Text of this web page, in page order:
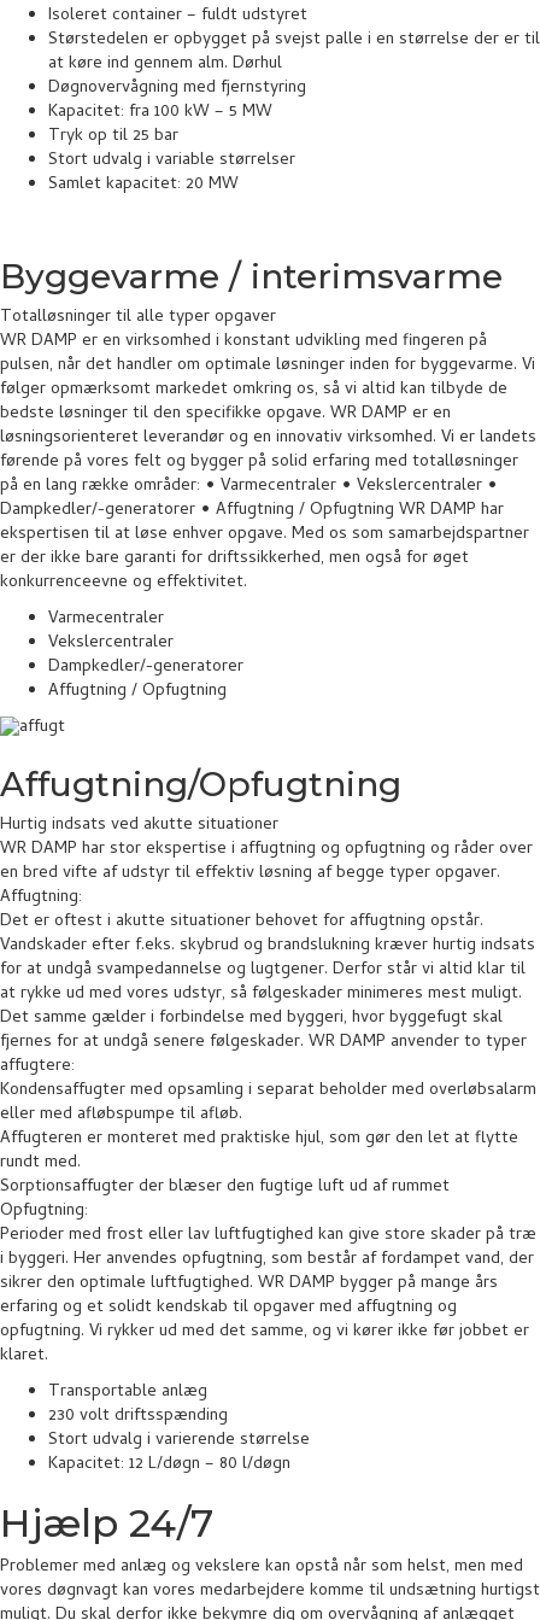
Isoleret container – fuldt udstyret
Størstedelen er opbygget på svejst palle i en størrelse der er til
at køre ind gennem alm. Dørhul
Døgnovervågning med fjernstyring
Kapacitet: fra 100 kW – 5 MW
Tryk op til 25 bar
Stort udvalg i variable størrelser
Samlet kapacitet: 20 MW
Byggevarme / interimsvarme
Totalløsninger til alle typer opgaver
WR DAMP er en virksomhed i konstant udvikling med fingeren på
pulsen, når det handler om optimale løsninger inden for byggevarme. Vi
følger opmærksomt markedet omkring os, så vi altid kan tilbyde de
bedste løsninger til den specifikke opgave. WR DAMP er en
løsningsorienteret leverandør og en innovativ virksomhed. Vi er landets
førende på vores felt og bygger på solid erfaring med totalløsninger
på en lang række områder: • Varmecentraler • Vekslercentraler •
Dampkedler/-generatorer • Affugtning / Opfugtning WR DAMP har
ekspertisen til at løse enhver opgave. Med os som samarbejdspartner
er der ikke bare garanti for driftssikkerhed, men også for øget
konkurrenceevne og effektivitet.
Varmecentraler
Vekslercentraler
Dampkedler/-generatorer
Affugtning / Opfugtning
Affugtning/Opfugtning
Hurtig indsats ved akutte situationer
WR DAMP har stor ekspertise i affugtning og opfugtning og råder over
en bred vifte af udstyr til effektiv løsning af begge typer opgaver.
Affugtning:
Det er oftest i akutte situationer behovet for affugtning opstår.
Vandskader efter f.eks. skybrud og brandslukning kræver hurtig indsats
for at undgå svampedannelse og lugtgener. Derfor står vi altid klar til
at rykke ud med vores udstyr, så følgeskader minimeres mest muligt.
Det samme gælder i forbindelse med byggeri, hvor byggefugt skal
fjernes for at undgå senere følgeskader. WR DAMP anvender to typer
affugtere:
Kondensaffugter med opsamling i separat beholder med overløbsalarm
eller med afløbspumpe til afløb.
Affugteren er monteret med praktiske hjul, som gør den let at flytte
rundt med.
Sorptionsaffugter der blæser den fugtige luft ud af rummet
Opfugtning:
Perioder med frost eller lav luftfugtighed kan give store skader på træ
i byggeri. Her anvendes opfugtning, som består af fordampet vand, der
sikrer den optimale luftfugtighed. WR DAMP bygger på mange års
erfaring og et solidt kendskab til opgaver med affugtning og
opfugtning. Vi rykker ud med det samme, og vi kører ikke før jobbet er
klaret.
Transportable anlæg
230 volt driftsspænding
Stort udvalg i varierende størrelse
Kapacitet: 12 L/døgn – 80 l/døgn​
Hjælp 24/7
Problemer med anlæg og vekslere kan opstå når som helst, men med
vores døgnvagt kan vores medarbejdere komme til undsætning hurtigst